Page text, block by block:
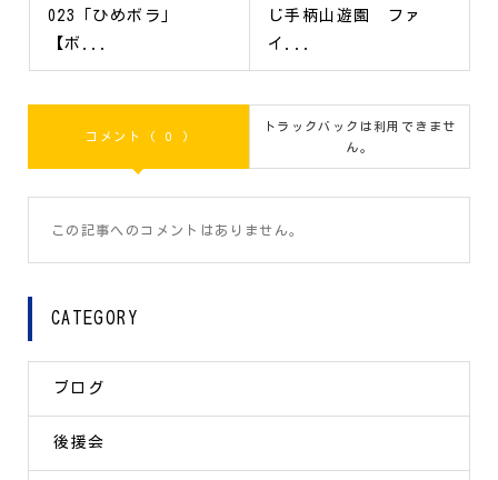
023「ひめボラ」
【ボ...
じ手柄山遊園 ファ
イ...
コメント ( 0 )
トラックバックは利用できませ
ん。
この記事へのコメントはありません。
CATEGORY
ブログ
後援会